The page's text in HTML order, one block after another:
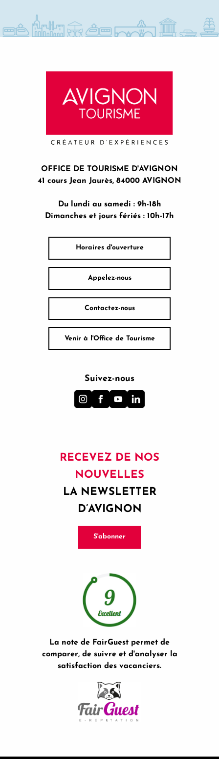
OFFICE DE TOURISME D'AVIGNON
41 cours Jean Jaurès, 84000 AVIGNON
Du lundi au samedi : 9h-18h
Dimanches et jours fériés : 10h-17h
Horaires d'ouverture
Appelez-nous
Contactez-nous
Venir à l'Office de Tourisme
Suivez-nous
RECEVEZ DE NOS
NOUVELLES
LA NEWSLETTER
D’AVIGNON
S'abonner
La note de FairGuest permet de
comparer, de suivre et d'analyser la
satisfaction des vacanciers.